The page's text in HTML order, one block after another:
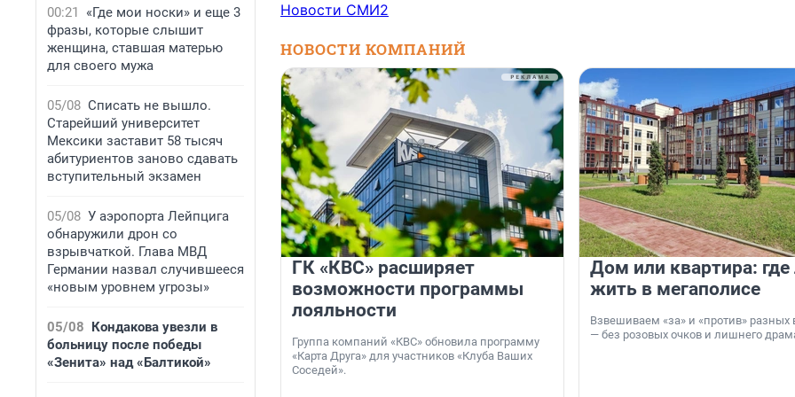
00:21
«Где мои носки» и еще 3
фразы, которые слышит
женщина, ставшая матерью
для своего мужа
05/08 Списать не вышло.
Старейший университет
Мексики заставит 58 тысяч
абитуриентов заново сдавать
вступительный экзамен
05/08 У аэропорта Лейпцига
обнаружили дрон со
взрывчаткой. Глава МВД
Германии назвал случившееся
«новым уровнем угрозы»
05/08 Кондакова увезли в
больницу после победы
«Зенита» над «Балтикой»
Новости СМИ2
НОВОСТИ КОМПАНИЙ
ГК «КВС» расширяет
возможности программы
лояльности
Группа компаний «КВС» обновила программу
«Карта Друга» для участников «Клуба Ваших
Соседей».
Дом или квартира:
жить в мегаполисе
Взвешиваем «за» и «против» разных
— без розовых очков и лишнего